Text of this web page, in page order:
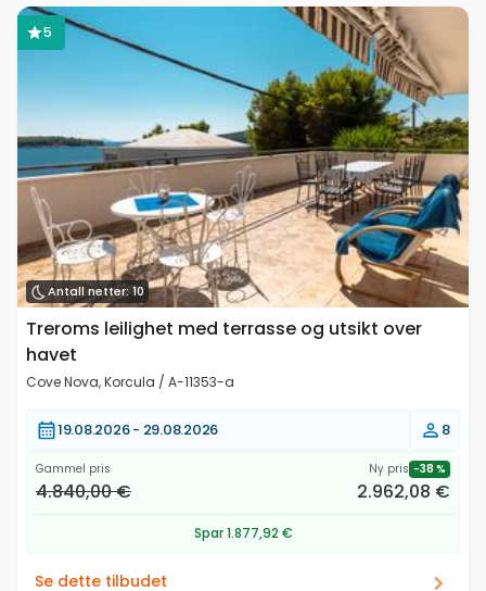
Antall netter: 10
5
Treroms leilighet med terrasse og utsikt over
havet
Cove Nova, Korcula / A-11353-a
19.08.2026 - 29.08.2026 8
Gammel pris
4.840,00 €
Ny pris -38 %
2.962,08 €
Spar 1.877,92 €
Se dette tilbudet